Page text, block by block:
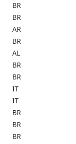
BR
BR
AR
BR
AL
BR
BR
IT
IT
BR
BR
BR